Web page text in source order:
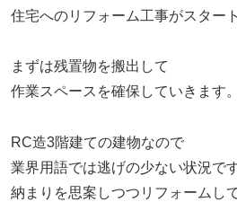
住宅へのリフォーム工事がスター
まずは残置物を搬出して
作業スペースを確保していきます。
RC造3階建ての建物なので
業界用語では逃げの少ない状況で
納まりを思案しつつリフォームし